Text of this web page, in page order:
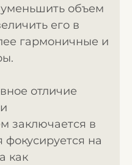
уменьшить объем
его в
гармоничные и
отличие
заключается в
фокусируется на
как